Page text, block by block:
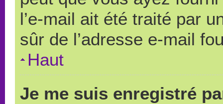
l’e-mail ait été traité par
sûr de l’adresse e-mail
Haut
Je me suis enregistré